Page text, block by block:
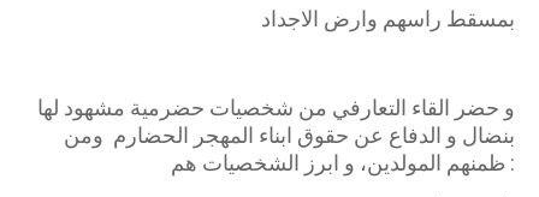
بمسقط راسهم وارض الاجداد
و حضر القاء التعارفي من شخصيات حضرمية مشهود لها
بنضال و الدفاع عن حقوق ابناء المهجر الحضارم ومن
ظمنهم المولدين، و ابرز الشخصيات هم :